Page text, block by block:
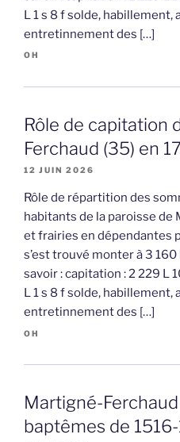
L 1 s 8 f solde, habillement,
entretinnement des […]
OH
Rôle de capitation
Ferchaud (35) en
12 JUIN 2026
Rôle de répartition des
habitants de la paroisse de
et frairies en dépendantes
s’est trouvé monter à 3
savoir : capitation : 2 229 L
L 1 s 8 f solde, habillement,
entretinnement des […]
OH
Martigné-Ferchaud
baptêmes de